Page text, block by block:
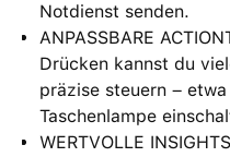
Notdienst senden.
ANPASSBARE
Drücken kannst du
präzise steuern –
Taschenlampe
WERTVOLLE